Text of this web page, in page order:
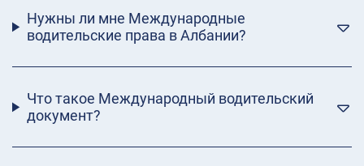
Нужны ли мне Международные
водительские права в Албании?
Что такое Международный водительский
документ?